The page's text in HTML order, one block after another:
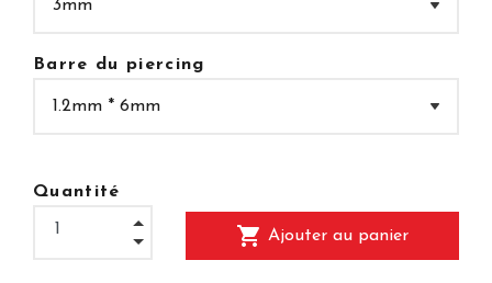
Barre du piercing
Quantité
shopping_cart Ajouter au panier